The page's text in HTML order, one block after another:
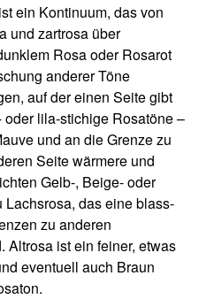
ein Kontinuum, das von
und zartrosa über
Rosa oder Rosarot
anderer Töne
auf der einen Seite gibt
lila-stichige Rosatöne –
und an die Grenze zu
Seite wärmere und
Gelb-, Beige- oder
das eine blass-
zu anderen
Altrosa ist ein feiner, etwas
eventuell auch Braun